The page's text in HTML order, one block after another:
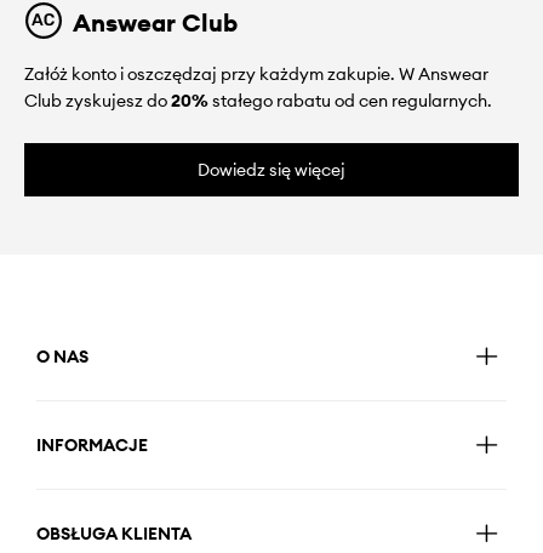
Answear Club
Załóż konto i oszczędzaj przy każdym zakupie. W Answear
Club zyskujesz do20%stałego rabatu od cen regularnych.
Dowiedz się więcej
O NAS
INFORMACJE
OBSŁUGA KLIENTA